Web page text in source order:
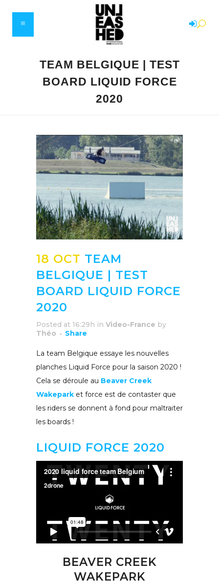
TEAM BELGIQUE | TEST
BOARD LIQUID FORCE
2020
18 OCT TEAM
BELGIQUE | TEST
BOARD LIQUID FORCE
2020
Posted at 16:29h in Video-France by
Théo
Share
La team Belgique essaye les nouvelles
planches Liquid Force pour la saison 2020 !
Cela se déroule au Beaver Creek
Wakepark et force est de contaster que
les riders se donnent à fond pour maltraiter
les boards !
LIQUID FORCE 2020
BEAVER CREEK
WAKEPARK